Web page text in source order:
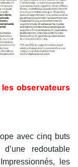
observateurs
avec cinq buts
redoutable
les